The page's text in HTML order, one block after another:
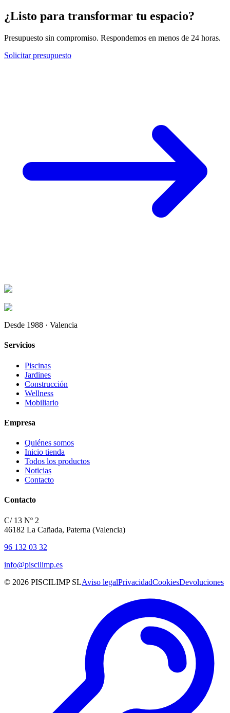
¿Listo para transformar tu espacio?
Presupuesto sin compromiso. Respondemos en menos de 24 horas.
Solicitar presupuesto
Desde 1988 · Valencia
Servicios
Piscinas
Jardines
Construcción
Wellness
Mobiliario
Empresa
Quiénes somos
Inicio tienda
Todos los productos
Noticias
Contacto
Contacto
C/ 13 Nº 2
46182 La Cañada, Paterna (Valencia)
96 132 03 32
info@piscilimp.es
© 2026 PISCILIMP SLAviso legalPrivacidadCookiesDevoluciones